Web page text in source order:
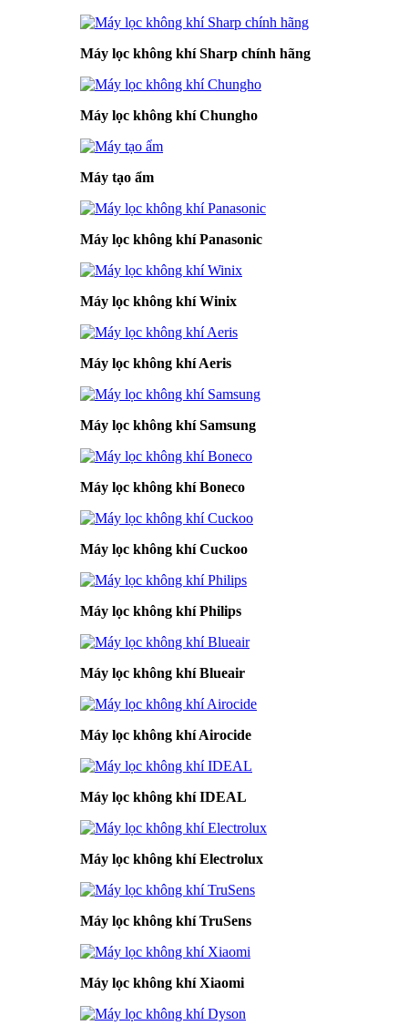
Máy lọc không khí Sharp chính hãng
Máy lọc không khí Chungho
Máy tạo ẩm
Máy lọc không khí Panasonic
Máy lọc không khí Winix
Máy lọc không khí Aeris
Máy lọc không khí Samsung
Máy lọc không khí Boneco
Máy lọc không khí Cuckoo
Máy lọc không khí Philips
Máy lọc không khí Blueair
Máy lọc không khí Airocide
Máy lọc không khí IDEAL
Máy lọc không khí Electrolux
Máy lọc không khí TruSens
Máy lọc không khí Xiaomi